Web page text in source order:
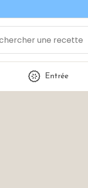
Entrée